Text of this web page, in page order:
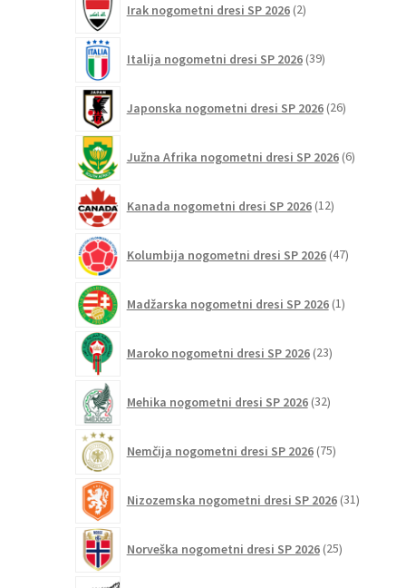
Irak nogometni dresi SP 2026 2izdelka
Italija nogometni dresi SP 2026 39izdelkov
Japonska nogometni dresi SP 2026 26izdelkov
Južna Afrika nogometni dresi SP 2026 6izdelkov
Kanada nogometni dresi SP 2026 12izdelkov
Kolumbija nogometni dresi SP 2026 47izdelkov
Madžarska nogometni dresi SP 2026 1izdelek
Maroko nogometni dresi SP 2026 23izdelkov
Mehika nogometni dresi SP 2026 32izdelkov
Nemčija nogometni dresi SP 2026 75izdelkov
Nizozemska nogometni dresi SP 2026 31izdelkov
Norveška nogometni dresi SP 2026 25izdelkov